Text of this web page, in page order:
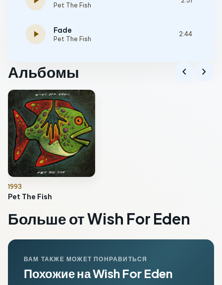
Pet The Fish
play_arrow Fade
Pet The Fish
2:44
Альбомы chevron_left chevron_right
1993
Pet The Fish
Больше от Wish For Eden
ВАМ ТАКЖЕ МОЖЕТ ПОНРАВИТЬСЯ
Похожие на Wish For Eden